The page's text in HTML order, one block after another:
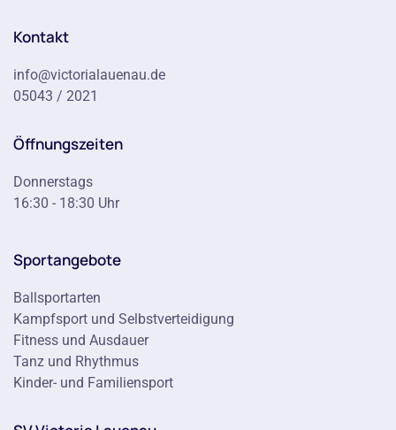
Kontakt
info@victorialauenau.de
05043 / 2021
Öffnungszeiten
Donnerstags
16:30 - 18:30 Uhr
Sportangebote
Ballsportarten
Kampfsport und Selbstverteidigung
Fitness und Ausdauer
Tanz und Rhythmus
Kinder- und Familiensport